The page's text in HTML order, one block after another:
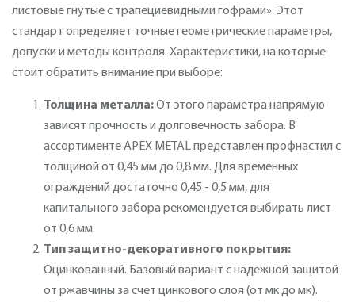
листовые гнутые с трапециевидными гофрами». Этот
стандарт определяет точные геометрические параметры,
допуски и методы контроля. Характеристики, на которые
стоит обратить внимание при выборе:
Толщина металла:От этого параметра напрямую
зависят прочность и долговечность забора. В
ассортименте APEX METAL представлен профнастил с
толщиной от 0,45 мм до 0,8 мм. Для временных
ограждений достаточно 0,45 - 0,5 мм, для
капитального забора рекомендуется выбирать лист
от 0,6 мм.
Тип защитно-декоративного покрытия:
Оцинкованный. Базовый вариант с надежной защитой
от ржавчины за счет цинкового слоя (от мк до мк).